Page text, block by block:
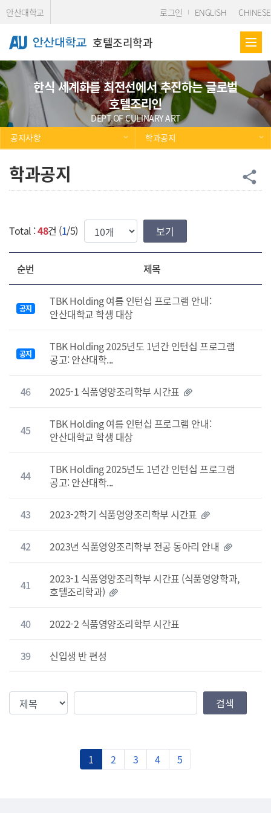
Skip Menu
안산대학교 로그인 ENGLISH CHINESE
호텔조리학과
한식 세계화를 최전선에서 추진하는 글로벌
호텔조리인
DEPT.OF CULINARY ART
공지사항
학과공지
학과공지 공
share
Total :48건 (1/5) 한번에 보여질 게시물 갯수
순번 제목
공지
TBK Holding 여름 인턴십 프로그램 안내:
안산대학교 학생 대상
공지
TBK Holding 2025년도 1년간 인턴십 프로그램
공고: 안산대학...
46 2025-1 식품영양조리학부 시간표
45
TBK Holding 여름 인턴십 프로그램 안내:
안산대학교 학생 대상
44
TBK Holding 2025년도 1년간 인턴십 프로그램
공고: 안산대학...
43 2023-2학기 식품영양조리학부 시간표
42 2023년 식품영양조리학부 전공 동아리 안내
41
2023-1 식품영양조리학부 시간표 (식품영양학과,
호텔조리학과)
40 2022-2 식품영양조리학부 시간표
39 신입생 반 편성
검색조건 검색값 검색
1 2 3 4 5